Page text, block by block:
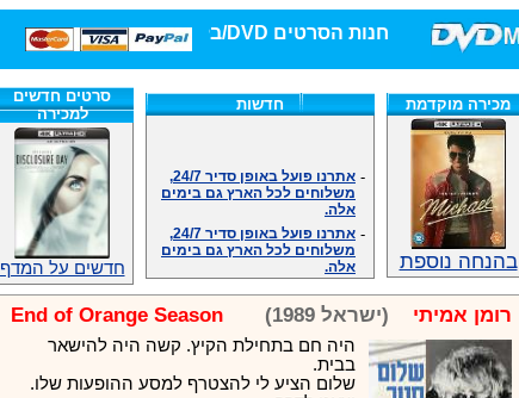
חנות הסרטים DVD/בלו-ריי/3D הגדולה ביותר!
מכירה מוקדמת
בהנחה נוספת
חדשות
משלוחים לכל הארץ גם בימים
אלה.
משלוחים לכל הארץ גם בימים
אלה.
אנחנו כאן לכול שאלה וזמינים
.האתר לרשותכם פעיל 24/7
מענה טלפוני: 09-7652392
צוות דיוידי מאסטר ישיר.
זמינים במייל ובטלפון. האתר
סרטים חדשים
למכירה
חדשים על המדף
רומן אמיתי (ישראל 1989) End of Orange Season
היה חם בתחילת הקיץ. קשה היה להישאר
בבית.
שלום הציע לי להצטרף למסע ההופעות שלו.